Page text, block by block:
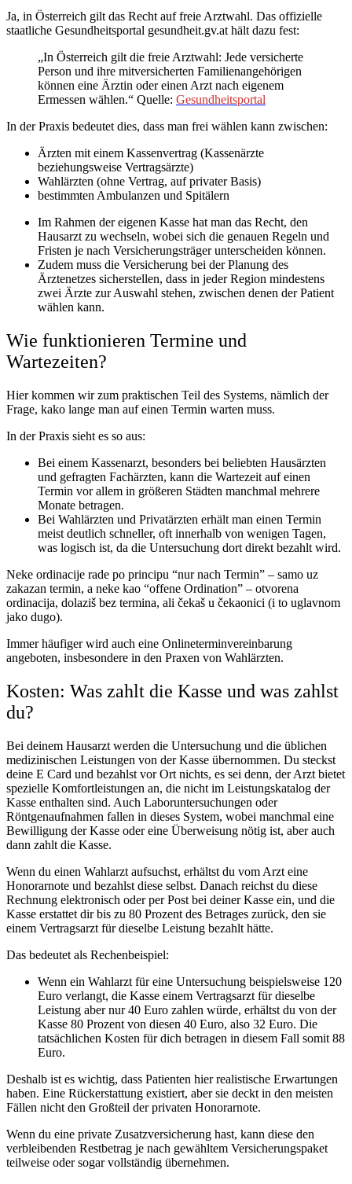
Ja, in Österreich gilt das Recht auf freie Arztwahl. Das offizielle
staatliche Gesundheitsportal gesundheit.gv.at hält dazu fest:
„In Österreich gilt die freie Arztwahl: Jede versicherte
Person und ihre mitversicherten Familienangehörigen
können eine Ärztin oder einen Arzt nach eigenem
Ermessen wählen.“ Quelle: Gesundheitsportal
In der Praxis bedeutet dies, dass man frei wählen kann zwischen:
Ärzten mit einem Kassenvertrag (Kassenärzte
beziehungsweise Vertragsärzte)
Wahlärzten (ohne Vertrag, auf privater Basis)
bestimmten Ambulanzen und Spitälern
Im Rahmen der eigenen Kasse hat man das Recht, den
Hausarzt zu wechseln, wobei sich die genauen Regeln und
Fristen je nach Versicherungsträger unterscheiden können.
Zudem muss die Versicherung bei der Planung des
Ärztenetzes sicherstellen, dass in jeder Region mindestens
zwei Ärzte zur Auswahl stehen, zwischen denen der Patient
wählen kann.
Wie funktionieren Termine und
Wartezeiten?
Hier kommen wir zum praktischen Teil des Systems, nämlich der
Frage, kako lange man auf einen Termin warten muss.
In der Praxis sieht es so aus:
Bei einem Kassenarzt, besonders bei beliebten Hausärzten
und gefragten Fachärzten, kann die Wartezeit auf einen
Termin vor allem in größeren Städten manchmal mehrere
Monate betragen.
Bei Wahlärzten und Privatärzten erhält man einen Termin
meist deutlich schneller, oft innerhalb von wenigen Tagen,
was logisch ist, da die Untersuchung dort direkt bezahlt wird.
Neke ordinacije rade po principu “nur nach Termin” – samo uz
zakazan termin, a neke kao “offene Ordination” – otvorena
ordinacija, dolaziš bez termina, ali čekaš u čekaonici (i to uglavnom
jako dugo).
Immer häufiger wird auch eine Onlineterminvereinbarung
angeboten, insbesondere in den Praxen von Wahlärzten.
Kosten: Was zahlt die Kasse und was zahlst
du?
Bei deinem Hausarzt werden die Untersuchung und die üblichen
medizinischen Leistungen von der Kasse übernommen. Du steckst
deine E Card und bezahlst vor Ort nichts, es sei denn, der Arzt bietet
spezielle Komfortleistungen an, die nicht im Leistungskatalog der
Kasse enthalten sind. Auch Laboruntersuchungen oder
Röntgenaufnahmen fallen in dieses System, wobei manchmal eine
Bewilligung der Kasse oder eine Überweisung nötig ist, aber auch
dann zahlt die Kasse.
Wenn du einen Wahlarzt aufsuchst, erhältst du vom Arzt eine
Honorarnote und bezahlst diese selbst. Danach reichst du diese
Rechnung elektronisch oder per Post bei deiner Kasse ein, und die
Kasse erstattet dir bis zu 80 Prozent des Betrages zurück, den sie
einem Vertragsarzt für dieselbe Leistung bezahlt hätte.
Das bedeutet als Rechenbeispiel:
Wenn ein Wahlarzt für eine Untersuchung beispielsweise 120
Euro verlangt, die Kasse einem Vertragsarzt für dieselbe
Leistung aber nur 40 Euro zahlen würde, erhältst du von der
Kasse 80 Prozent von diesen 40 Euro, also 32 Euro. Die
tatsächlichen Kosten für dich betragen in diesem Fall somit 88
Euro.
Deshalb ist es wichtig, dass Patienten hier realistische Erwartungen
haben. Eine Rückerstattung existiert, aber sie deckt in den meisten
Fällen nicht den Großteil der privaten Honorarnote.
Wenn du eine private Zusatzversicherung hast, kann diese den
verbleibenden Restbetrag je nach gewähltem Versicherungspaket
teilweise oder sogar vollständig übernehmen.